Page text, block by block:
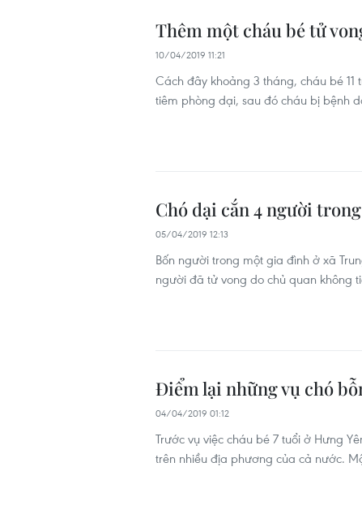
Thêm một cháu bé tử
10/04/2019 11:21
Cách đây khoảng 3 tháng, cháu bé
tiêm phòng dại, sau đó cháu bị bệnh
Chó dại cắn 4 người
05/04/2019 12:13
Bốn người trong một gia đình ở xã
người đã tử vong do chủ quan không
Điểm lại những vụ chó
04/04/2019 01:12
Trước vụ việc cháu bé 7 tuổi ở Hưng
trên nhiều địa phương của cả nước.